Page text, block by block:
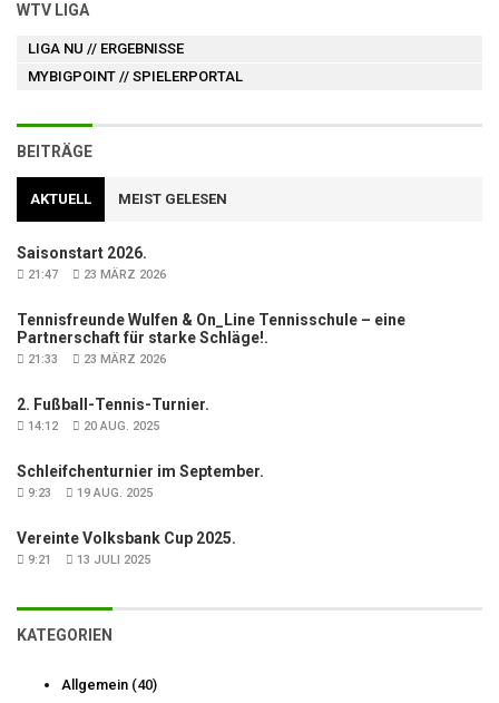
WTV LIGA
LIGA NU // ERGEBNISSE
MYBIGPOINT // SPIELERPORTAL
BEITRÄGE
AKTUELL MEIST GELESEN
Saisonstart 2026.
21:47 23 MÄRZ 2026
Tennisfreunde Wulfen & On_Line Tennisschule – eine
Partnerschaft für starke Schläge!.
21:33 23 MÄRZ 2026
2. Fußball-Tennis-Turnier.
14:12 20 AUG. 2025
Schleifchenturnier im September.
9:23 19 AUG. 2025
Vereinte Volksbank Cup 2025.
9:21 13 JULI 2025
KATEGORIEN
Allgemein (40)